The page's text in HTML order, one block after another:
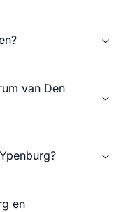
van Den
en